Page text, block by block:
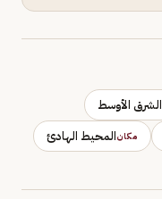
الشرق الأوسط
مكانالمحيط الهادئ